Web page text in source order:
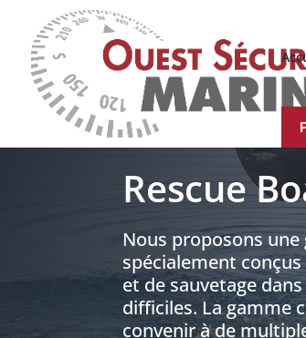
Rescue
Nous proposons
spécialement
et de sauvetage
difficiles. La gamme
convenir à de